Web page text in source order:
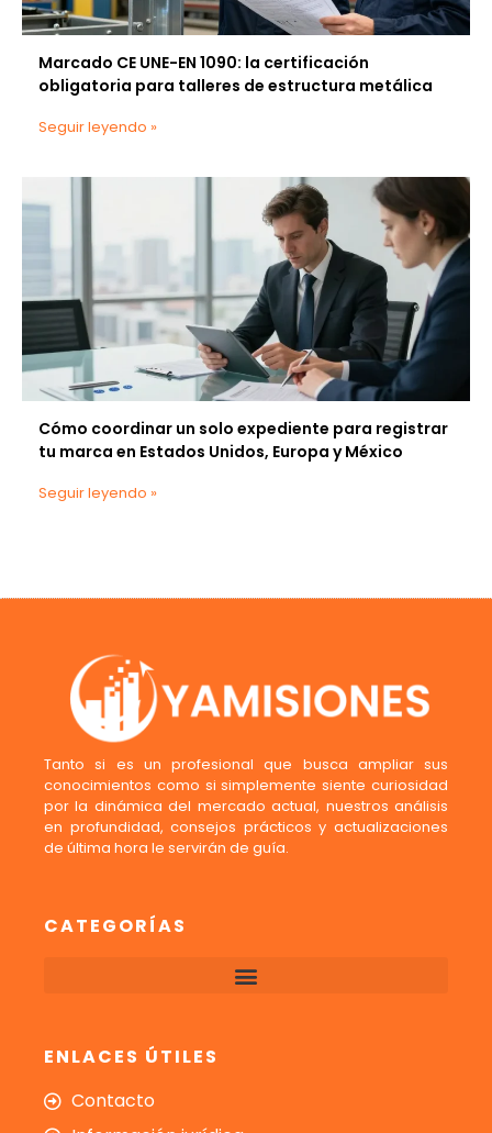
Marcado CE UNE-EN 1090: la certificación
obligatoria para talleres de estructura metálica
Seguir leyendo »
Cómo coordinar un solo expediente para registrar
tu marca en Estados Unidos, Europa y México
Seguir leyendo »
Tanto si es un profesional que busca ampliar sus
conocimientos como si simplemente siente curiosidad
por la dinámica del mercado actual, nuestros análisis
en profundidad, consejos prácticos y actualizaciones
de última hora le servirán de guía.
CATEGORÍAS
ENLACES ÚTILES
Contacto